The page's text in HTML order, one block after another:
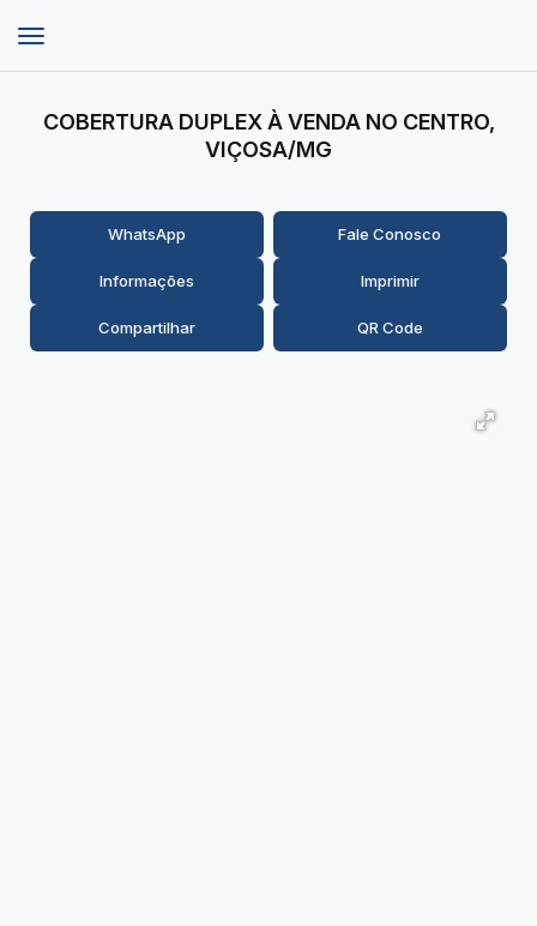
COBERTURA DUPLEX À VENDA NO CENTRO,
VIÇOSA/MG
WhatsApp Fale Conosco
Informações Imprimir
Compartilhar QR Code